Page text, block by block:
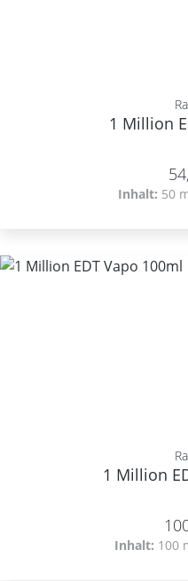
1 Million
Inhalt: 50
1 Million
Inhalt: 100